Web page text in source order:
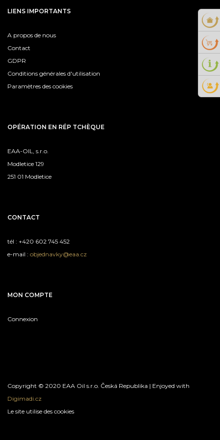
LIENS IMPORTANTS
A propos de nous
Contact
GDPR
Conditions générales d'utilisation
Paramètres des cookies
OPÉRATION EN RÉP TCHÈQUE
EAA-OIL, s.r.o.
Modletice 129
251 01 Modletice
CONTACT
tél : +420 602 745 452
e-mail : objednavky@eaa.cz
MON COMPTE
Connexion
Copyright © 2020 EAA Oil s.r.o. Česká Republika | Enjoyed with
Digimadi.cz
Le site utilise des cookies